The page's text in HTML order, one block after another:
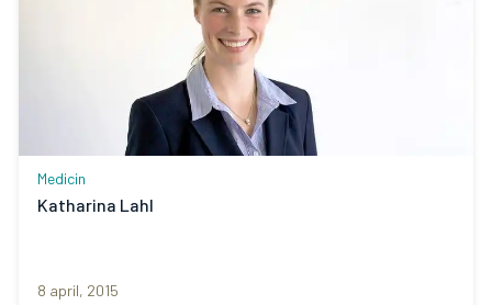
Medicin
Katharina Lahl
8 april, 2015